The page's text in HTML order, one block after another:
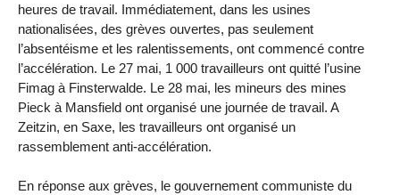
heures de travail. Immédiatement, dans les usines
nationalisées, des grèves ouvertes, pas seulement
l’absentéisme et les ralentissements, ont commencé contre
l’accélération. Le 27 mai, 1 000 travailleurs ont quitté l’usine
Fimag à Finsterwalde. Le 28 mai, les mineurs des mines
Pieck à Mansfield ont organisé une journée de travail. A
Zeitzin, en Saxe, les travailleurs ont organisé un
rassemblement anti-accélération.
En réponse aux grèves, le gouvernement communiste du